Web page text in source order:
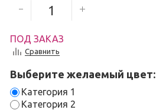
ПОД ЗАКАЗ
Сравнить
Выберите желаемый цвет:
Категория 1
Категория 2